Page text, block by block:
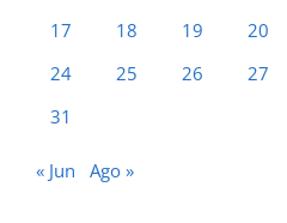
17
18 19 20
24
25 26 27
31
« Jun Ago »